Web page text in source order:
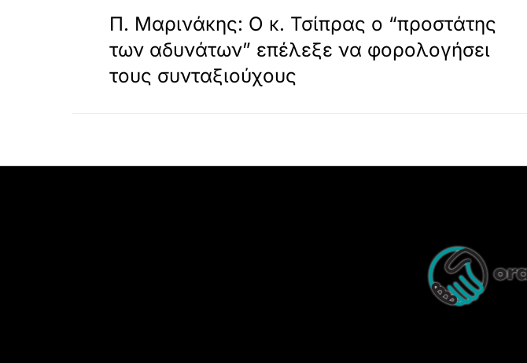
Π. Μαρινάκης: Ο κ. Τσίπρας ο “προστάτης
των αδυνάτων” επέλεξε να φορολογήσει
τους συνταξιούχους